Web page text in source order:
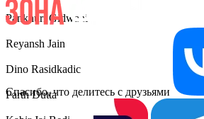
Pankhuri Gidwani
Reyansh Jain
Dino Rasidkadic
Parth Dutta
Спасибо, что делитесь с друзьями